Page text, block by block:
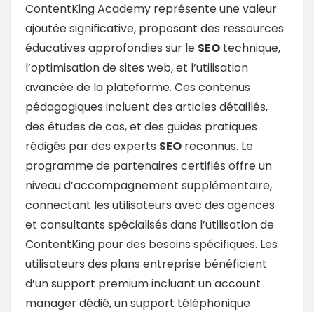
ContentKing Academy représente une valeur
ajoutée significative, proposant des ressources
éducatives approfondies sur le SEO technique,
l’optimisation de sites web, et l’utilisation
avancée de la plateforme. Ces contenus
pédagogiques incluent des articles détaillés,
des études de cas, et des guides pratiques
rédigés par des experts SEO reconnus. Le
programme de partenaires certifiés offre un
niveau d’accompagnement supplémentaire,
connectant les utilisateurs avec des agences
et consultants spécialisés dans l’utilisation de
ContentKing pour des besoins spécifiques. Les
utilisateurs des plans entreprise bénéficient
d’un support premium incluant un account
manager dédié, un support téléphonique